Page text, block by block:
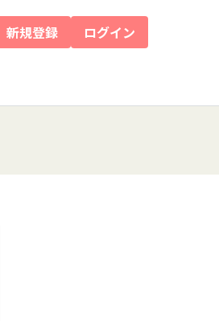
新規登録 ログイン